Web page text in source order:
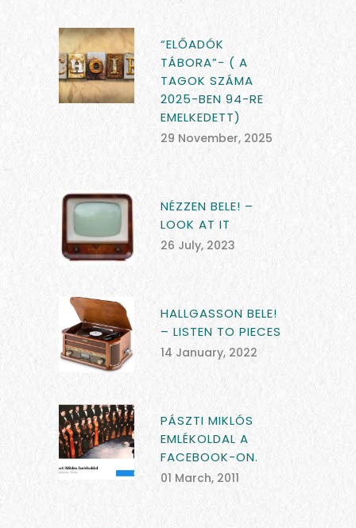
“ELŐADÓK
TÁBORA”- ( A
TAGOK SZÁMA
2025-BEN 94-RE
EMELKEDETT)
29 November, 2025
NÉZZEN BELE! –
LOOK AT IT
26 July, 2023
HALLGASSON BELE!
– LISTEN TO PIECES
14 January, 2022
PÁSZTI MIKLÓS
EMLÉKOLDAL A
FACEBOOK-ON.
01 March, 2011